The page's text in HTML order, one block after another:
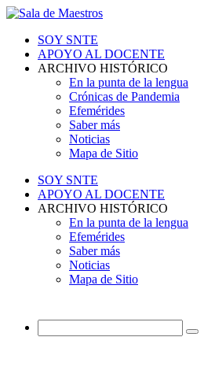
SOY SNTE
APOYO AL DOCENTE
ARCHIVO HISTÓRICO
En la punta de la lengua
Crónicas de Pandemia
Efemérides
Saber más
Noticias
Mapa de Sitio
SOY SNTE
APOYO AL DOCENTE
ARCHIVO HISTÓRICO
En la punta de la lengua
Efemérides
Saber más
Noticias
Mapa de Sitio